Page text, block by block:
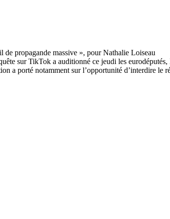
sur TikTok a auditionné ce jeudi les
a porté notamment sur l’opportunité d’interdire le